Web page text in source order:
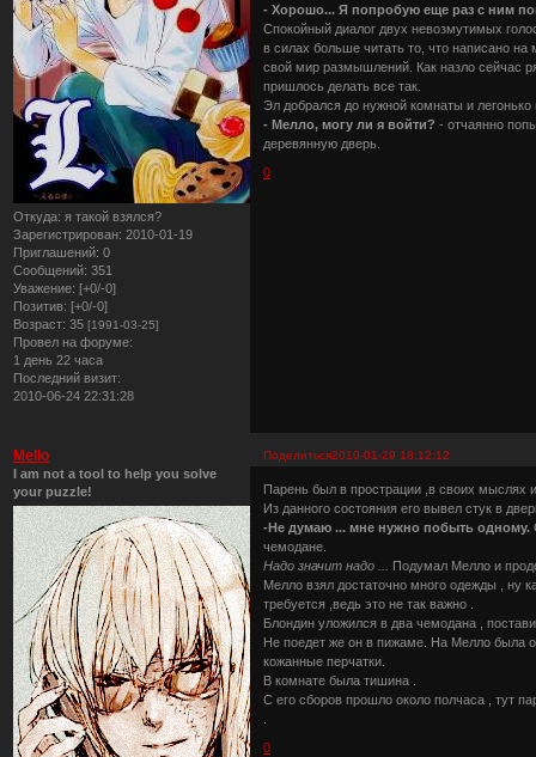
Откуда: я такой взялся?
Зарегистрирован: 2010-01-19
Приглашений: 0
Сообщений: 351
Уважение: [+0/-0]
Позитив: [+0/-0]
Возраст: 35 [1991-03-25]
Провел на форуме:
1 день 22 часа
Последний визит:
2010-06-24 22:31:28
- Хорошо... Я попробую еще раз с ним
Спокойный диалог двух невозмутимых
в силах больше читать то, что написано на
свой мир размышлений. Как назло сейчас
пришлось делать все так.
Эл добрался до нужной комнаты и легонько
- Мелло, могу ли я войти? - отчаянно
деревянную дверь.
0
Поделиться2010-01-29 18:12:12
Mello
I am not a tool to help you solve
your puzzle!
Парень был в прострации ,в своих мыслях
Из данного состояния его вывел стук в
-Не думаю ... мне нужно побыть одному.
чемодане.
Надо значит надо ... Подумал Мелло и
Мелло взял достаточно много одежды , ну
требуется ,ведь это не так важно .
Блондин уложился в два чемодана ,
Не поедет же он в пижаме. На Мелло была
кожанные перчатки.
В комнате была тишина .
С его сборов прошло около полчаса , тут
0